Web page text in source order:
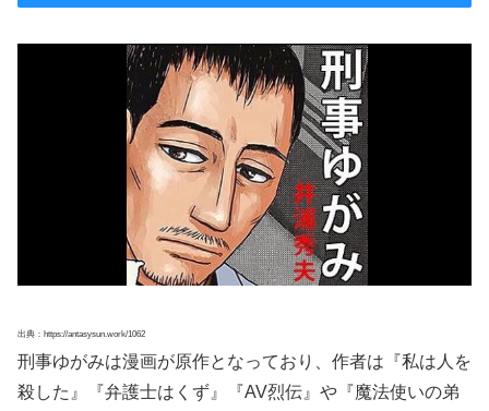
出典：https://antasysun.work/1062
刑事ゆがみは漫画が原作となっており、作者は『私は人を
殺した』『弁護士はくず』『AV烈伝』や『魔法使いの弟